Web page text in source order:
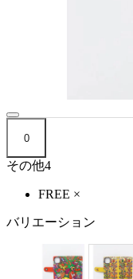
0
その他4
FREE ×
バリエーション